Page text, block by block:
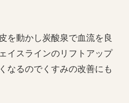
を動かし炭酸泉で血流を良
イスラインのリフトアップ
なるのでくすみの改善にも